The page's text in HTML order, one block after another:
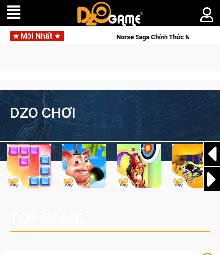
Mới NhấtNorse Saga Chính Thức Mở Cửa Closed Beta Tại Việt Nam Từ
DZO CHƠI